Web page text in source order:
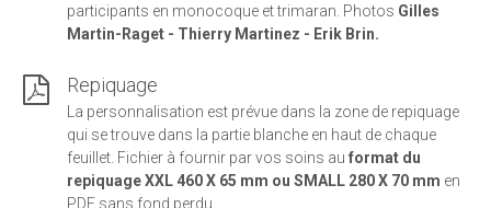
participants en monocoque et trimaran. Photos Gilles
Martin-Raget - Thierry Martinez - Erik Brin.
Repiquage
La personnalisation est prévue dans la zone de repiquage
qui se trouve dans la partie blanche en haut de chaque
feuillet. Fichier à fournir par vos soins au format du
repiquage XXL 460 X 65 mm ou SMALL 280 X 70 mm en
PDF sans fond perdu.